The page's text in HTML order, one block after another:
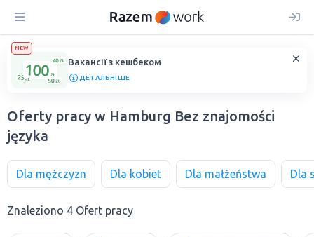
NEW
Вакансії з кешбеком
ДЕТАЛЬНІШЕ
Oferty pracy w Hamburg Bez znajomości
języka
Dla mężczyzn Dla kobiet Dla małżeństwa Dla
Znaleziono 4 Ofert pracy